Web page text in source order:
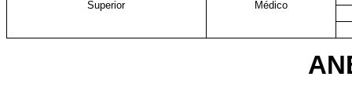
Superior Médico